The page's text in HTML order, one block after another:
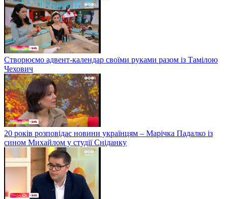
Створюємо адвент-календар своїми руками разом із Тамілою
Чехович
20 років розповідає новини українцям – Марічка Падалко із
сином Михайлом у студії Сніданку